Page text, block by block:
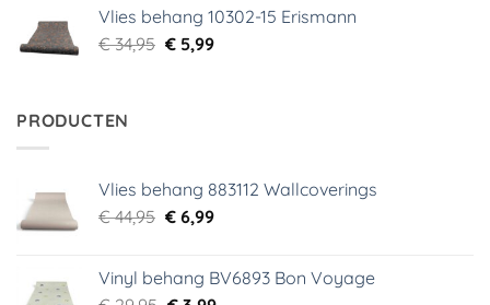
€ 34,95.€ 5,99.
Vlies behang 10302-15 Erismann
€34,95 Oorspronkelijke
€5,99Huidige
PRODUCTEN
Vlies behang 883112 Wallcoverings
€44,95 Oorspronkelijke
€ 44,95.
€6,99Huidige
€ 6,99.
Vinyl behang BV6893 Bon Voyage